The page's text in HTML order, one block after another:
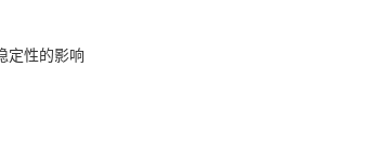
定性的影响